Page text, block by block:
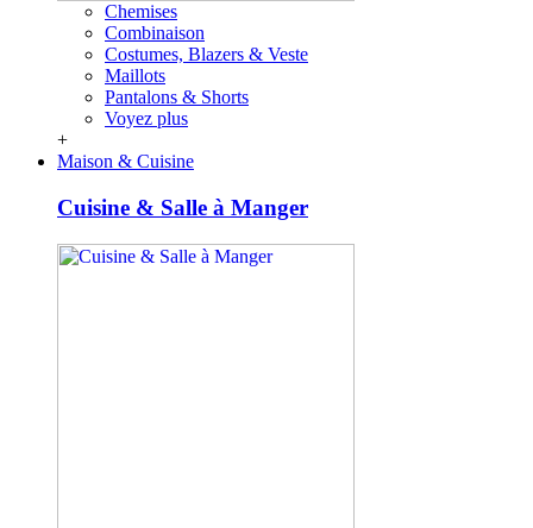
Chemises
Combinaison
Costumes, Blazers & Veste
Maillots
Pantalons & Shorts
Voyez plus
+
Maison & Cuisine
Cuisine & Salle à Manger